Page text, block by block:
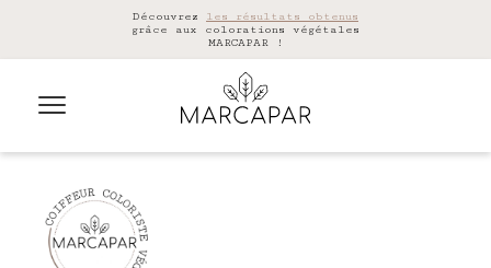
Découvrez les résultats obtenus
grâce aux colorations végétales
MARCAPAR !